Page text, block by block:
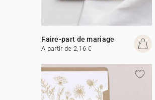
Faire-part de mariage
A partir de 2,16 €